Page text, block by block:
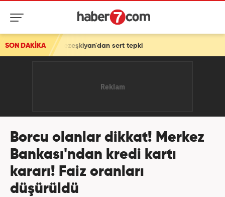
SON DAKİKA sert tepki
Borcu olanlar dikkat! Merkez
Bankası'ndan kredi kartı
kararı! Faiz oranları
düşürüldü